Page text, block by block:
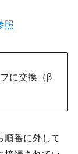
照
に交換（β
順番に外して